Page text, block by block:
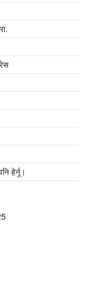
हेर्नू।